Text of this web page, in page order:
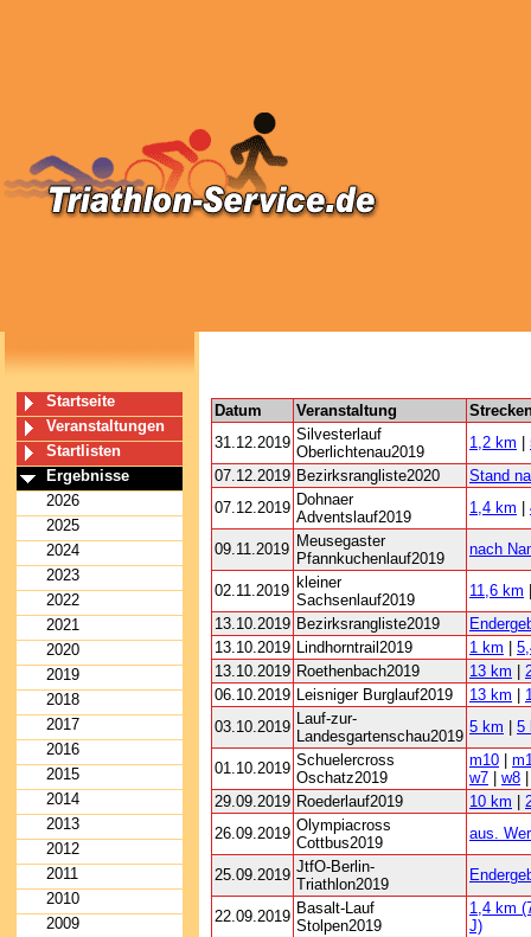
Startseite
Veranstaltungen
Startlisten
Ergebnisse
2026
2025
2024
2023
2022
2021
2020
2019
2018
2017
2016
2015
2014
2013
2012
2011
2010
2009
Datum Veranstaltung
31.12.2019 Silvesterlauf
Oberlichtenau2019
1,2 km
07.12.2019 Bezirksrangliste2020
Stand
07.12.2019 Dohnaer
Adventslauf2019
1,4 km
09.11.2019 Meusegaster
Pfannkuchenlauf2019
nach
02.11.2019 kleiner
Sachsenlauf2019
11,6 km
13.10.2019 Bezirksrangliste2019
13.10.2019 Lindhorntrail2019 1 km
13.10.2019 Roethenbach2019 13 km
06.10.2019 Leisniger Burglauf2019 13 km
03.10.2019 Lauf-zur-
Landesgartenschau2019
5 km 5
01.10.2019 Schuelercross
Oschatz2019
m10
w7
w8
29.09.2019 Roederlauf2019 10 km
26.09.2019 Olympiacross
Cottbus2019
aus.
25.09.2019 JtfO-Berlin-
Triathlon2019
22.09.2019 Basalt-Lauf
Stolpen2019
1,4 km
J)